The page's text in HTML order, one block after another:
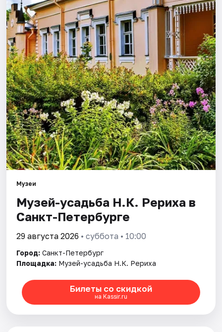
Города
Площадки
Артисты
Рейтинги
Музеи
Музей-усадьба Н.К. Рериха в
Санкт-Петербурге
29 августа 2026 • суббота • 10:00
Город: Санкт-Петербург
Площадка: Музей-усадьба Н.К. Рериха
Билеты со скидкой
на Kassir.ru